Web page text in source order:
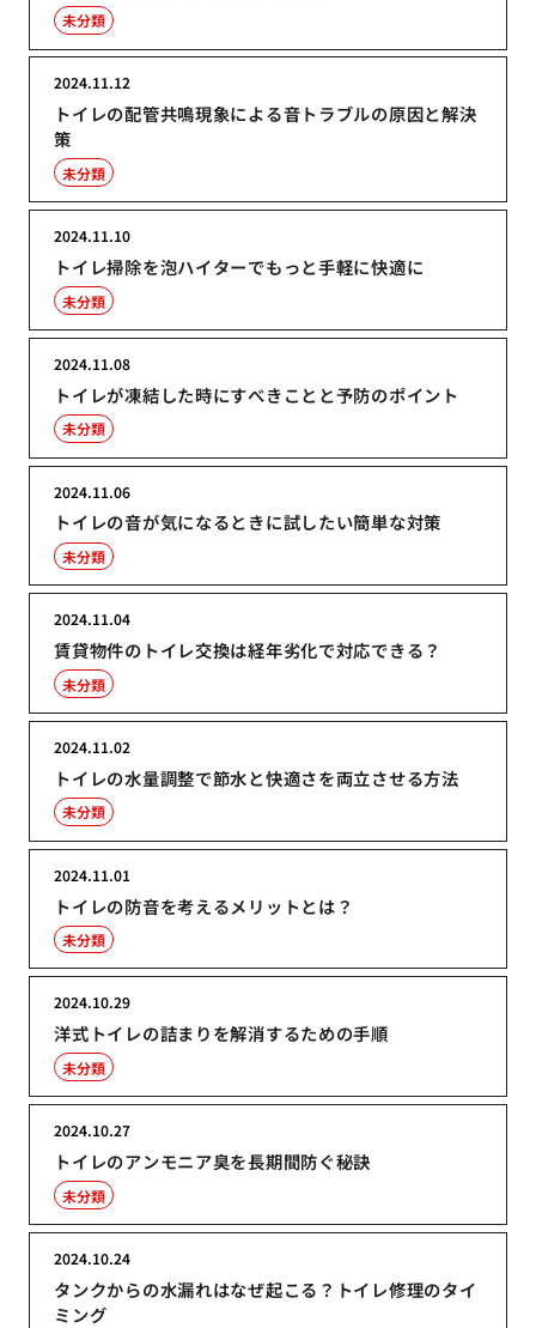
未分類
トイレの配管共鳴現象による音トラブルの原因と解決
策
2024.11.12
未分類
トイレ掃除を泡ハイターでもっと手軽に快適に
2024.11.10
未分類
トイレが凍結した時にすべきことと予防のポイント
2024.11.08
未分類
トイレの音が気になるときに試したい簡単な対策
2024.11.06
未分類
賃貸物件のトイレ交換は経年劣化で対応できる？
2024.11.04
未分類
トイレの水量調整で節水と快適さを両立させる方法
2024.11.02
未分類
トイレの防音を考えるメリットとは？
2024.11.01
未分類
洋式トイレの詰まりを解消するための手順
2024.10.29
未分類
トイレのアンモニア臭を長期間防ぐ秘訣
2024.10.27
未分類
タンクからの水漏れはなぜ起こる？トイレ修理のタイ
ミング
2024.10.24